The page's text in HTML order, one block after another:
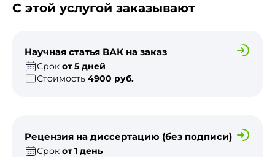
С этой услугой заказывают
Научная статья ВАК на заказ
Срок от 5 дней
Стоимость 4900 руб.
Рецензия на диссертацию (без подписи)
Срок от 1 день